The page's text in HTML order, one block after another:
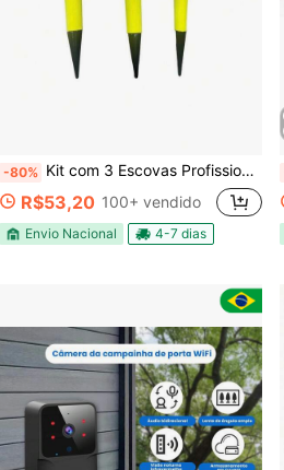
-80% Kit com 3 Escovas Profissionais de Cabelo com Cerdas de Javali e Nylon - Ideal para Salões de Beleza
R$53,20 100+ vendido
Envio Nacional 4-7 dias